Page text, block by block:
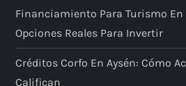
Financiamiento Para Turismo En
Opciones Reales Para Invertir
Créditos Corfo En Aysén: Cómo
Califican